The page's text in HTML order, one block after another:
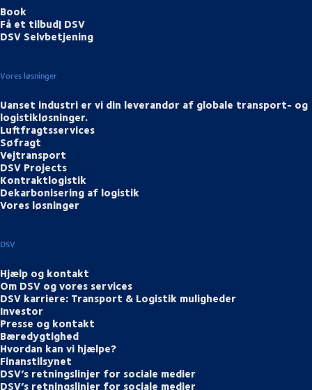
Book
Få et tilbud| DSV
DSV Selvbetjening
Vores løsninger
Uanset industri er vi din leverandør af globale transport- og
logistikløsninger.
Luftfragtsservices
Søfragt
Vejtransport
DSV Projects
Kontraktlogistik
Dekarbonisering af logistik
Vores løsninger
DSV
Hjælp og kontakt
Om DSV og vores services
DSV karriere: Transport & Logistik muligheder
Investor
Presse og kontakt
Bæredygtighed
Hvordan kan vi hjælpe?
Finanstilsynet
DSV’s retningslinjer for sociale medier
DSV’s retningslinjer for sociale medier